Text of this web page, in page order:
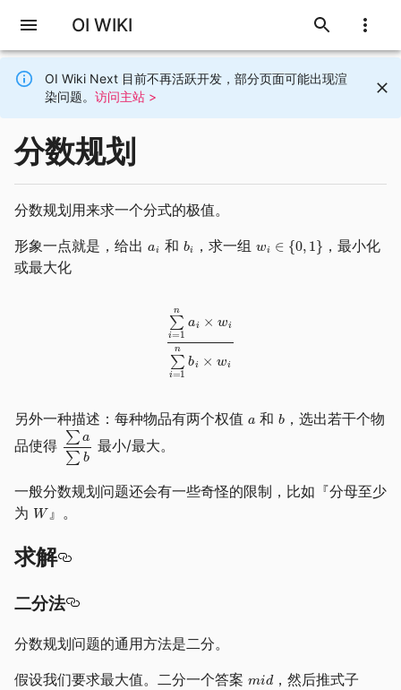
OI WIKI
OI Wiki Next 目前不再活跃开发，部分页面可能出现渲
染问题。 访问主站 >
分数规划
分数规划用来求一个分式的极值。
形象一点就是，给出
和 ，求一组
，最小化
或最大化
另外一种描述：每种物品有两个权值 和
，选出若干个物
品使得
最小/最大。
一般分数规划问题还会有一些奇怪的限制，比如『分母至少
为
』。
求解
二分法
分数规划问题的通用方法是二分。
假设我们要求最大值。二分一个答案
，然后推式子